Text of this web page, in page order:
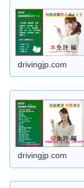
drivingjp.com
drivingjp.com